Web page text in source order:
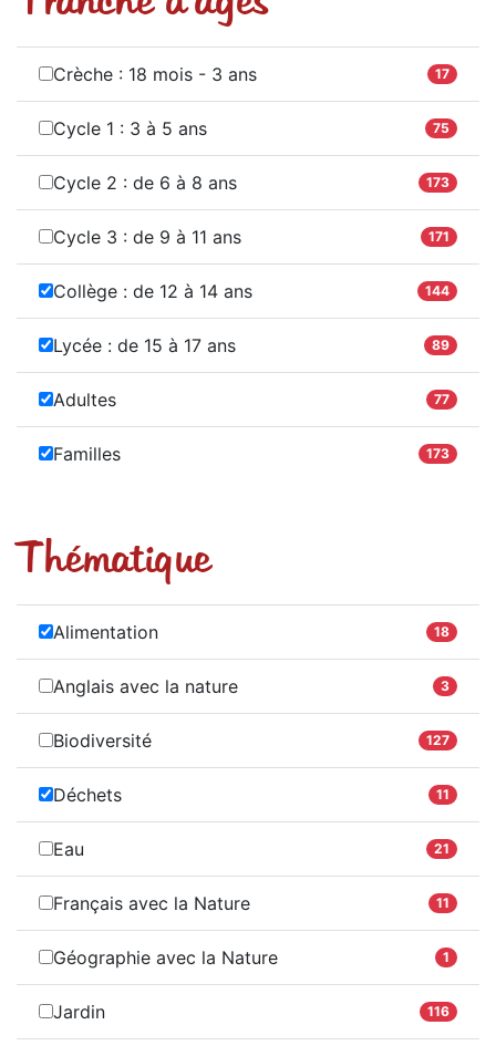
Crèche : 18 mois - 3 ans 17
Cycle 1 : 3 à 5 ans 75
Cycle 2 : de 6 à 8 ans 173
Cycle 3 : de 9 à 11 ans 171
Collège : de 12 à 14 ans 144
Lycée : de 15 à 17 ans 89
Adultes 77
Familles 173
Thématique
Alimentation 18
Anglais avec la nature 3
Biodiversité 127
Déchets 11
Eau 21
Français avec la Nature 11
Géographie avec la Nature 1
Jardin 116